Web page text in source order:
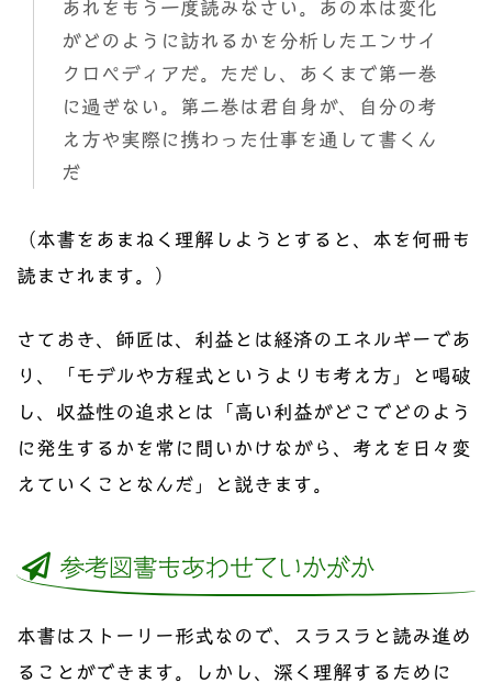
あれをもう一度読みなさい。あの本は変化
がどのように訪れるかを分析したエンサイ
クロペディアだ。ただし、あくまで第一巻
に過ぎない。第二巻は君自身が、自分の考
え方や実際に携わった仕事を通して書くん
だ
（本書をあまねく理解しようとすると、本を何冊も
読まされます。）
さておき、師匠は、利益とは経済のエネルギーであ
り、「モデルや方程式というよりも考え方」と喝破
し、収益性の追求とは「高い利益がどこでどのよう
に発生するかを常に問いかけながら、考えを日々変
えていくことなんだ」と説きます。
参考図書もあわせていかがか
本書はストーリー形式なので、スラスラと読み進め
ることができます。しかし、深く理解するために